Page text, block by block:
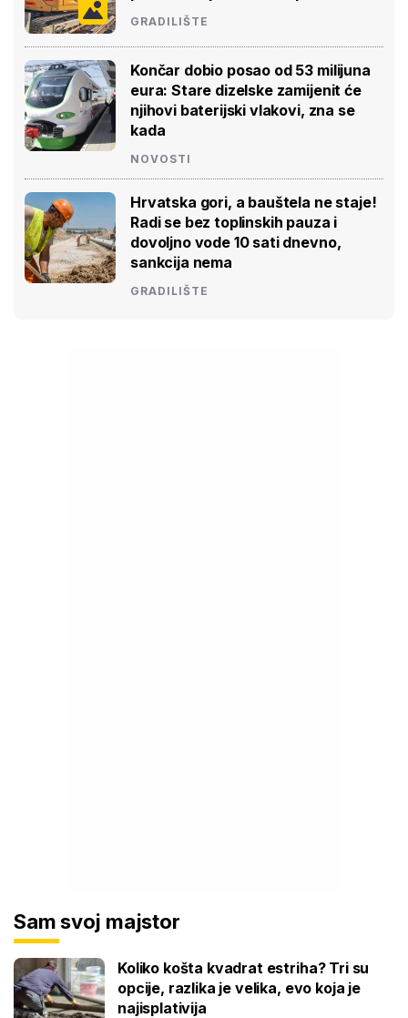
GRADILIŠTE
Končar dobio posao od 53 milijuna
eura: Stare dizelske zamijenit će
njihovi baterijski vlakovi, zna se
kada
NOVOSTI
Hrvatska gori, a bauštela ne staje!
Radi se bez toplinskih pauza i
dovoljno vode 10 sati dnevno,
sankcija nema
GRADILIŠTE
Sam svoj majstor
Koliko košta kvadrat estriha? Tri su
opcije, razlika je velika, evo koja je
najisplativija